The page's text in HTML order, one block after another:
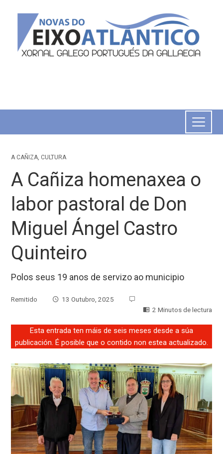
A CAÑIZA, CULTURA
A Cañiza homenaxea o
labor pastoral de Don
Miguel Ángel Castro
Quinteiro
Polos seus 19 anos de servizo ao municipio
Remitido
13 Outubro, 2025
2 Minutos de lectura
Esta entrada ten máis de seis meses desde a súa
publicación. É posible que o contido non estea actualizado.